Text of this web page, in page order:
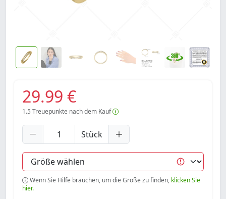
29.99 €
1.5 Treuepunkte nach dem Kauf
Stück
Wenn Sie Hilfe brauchen, um die Größe zu finden, klicken Sie
hier.